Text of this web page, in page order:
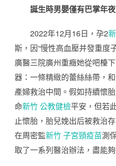
誕生時男嬰僅有巴掌年夜
2022年12月16日，孕2
斯，因“慢性高血壓并發重度
廣醫三院廣州重癥她從吧檯
器：一條精緻的蕾絲絲帶，
產婦救治中間。假如持續懷
命新竹 公教健檢平安，但若
止懷胎，胎兒娩出后被救治
在周密監新竹 子宮頸疫苗測
取了一系列醫治辦法，盡能